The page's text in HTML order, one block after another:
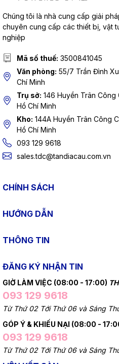
Chúng tôi là nhà cung cấp giải
chuyên cung cấp các thiết bị, vật
nghiệp
Mã số thuế: 3500841045
Văn phòng: 55/7 Trần Đình
Chí Minh
Trụ sở: 146 Huyền Trân Công
Hồ Chí Minh
Kho: 144A Huyền Trân Công
Hồ Chí Minh
093 129 9618
sales.tdc@tandiacau.com.vn
CHÍNH SÁCH
HƯỚNG DẪN
THÔNG TIN
ĐĂNG KÝ NHẬN TIN
GIỜ LÀM VIỆC (08:00 - 17:00)
093 129 9618
Từ Thứ 02 Tới Thứ 06 và Sáng
GÓP Ý & KHIẾU NẠI (08:00 -
093 129 9618
Từ Thứ 02 Tới Thứ 06 và Sáng